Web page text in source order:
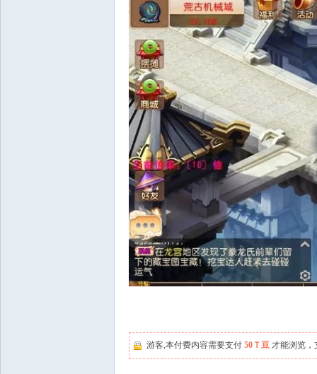
游客,本付费内容需要支付 50Ｔ豆 才能浏览，